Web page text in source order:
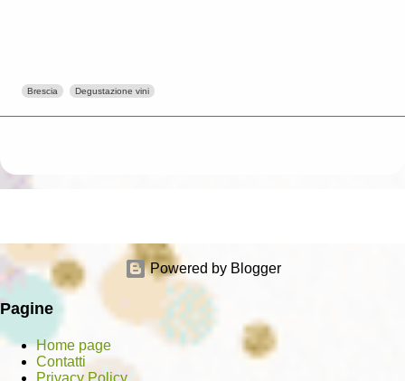
Brescia Degustazione vini
Powered by Blogger
Pagine
Home page
Contatti
Privacy Policy